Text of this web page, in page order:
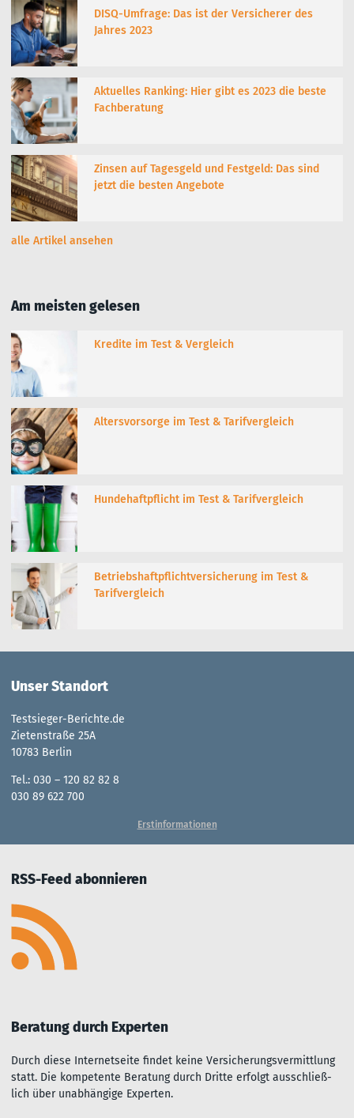
DISQ-Umfrage: Das ist der Versicherer des
Jahres 2023
Aktuelles Ranking: Hier gibt es 2023 die beste
Fachberatung
Zinsen auf Tagesgeld und Festgeld: Das sind
jetzt die besten Angebote
alle Artikel ansehen
Am meisten gelesen
Kredite im Test & Vergleich
Altersvorsorge im Test & Tarifvergleich
Hundehaftpflicht im Test & Tarifvergleich
Betriebshaftpflichtversicherung im Test &
Tarifvergleich
Unser Standort
Testsieger-Berichte.de
Zietenstraße 25A
10783 Berlin
Tel.: 030 – 120 82 82 8
030 89 622 700
Erstinformationen
RSS-Feed abonnieren
Beratung durch Experten
Durch diese Inter­net­seite fin­det kei­ne Ver­sich­er­ungs­ver­mitt­lu­ng
statt. Die kom­pe­ten­te Be­rat­ung durch Dritte er­folgt aus­sch­ließ­
lich über un­ab­hängi­ge Experten.